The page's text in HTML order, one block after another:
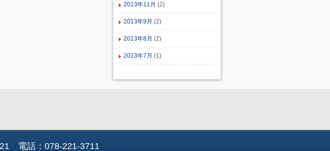
2013年11月 (2)
2013年9月 (2)
2013年8月 (2)
2013年7月 (1)
電話：078-221-3711